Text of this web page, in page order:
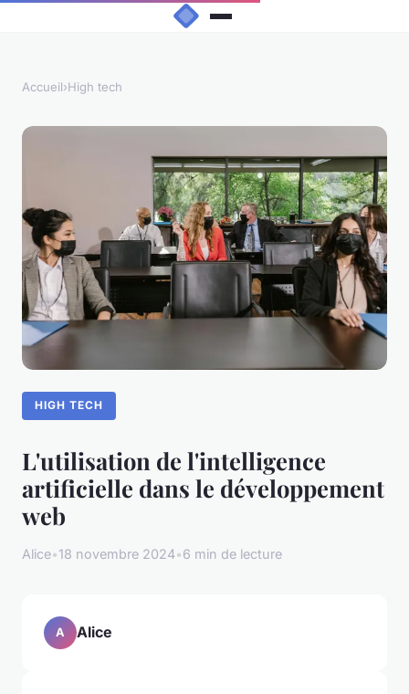
Accueil›High tech
HIGH TECH
L'utilisation de l'intelligence
artificielle dans le développement
web
Alice•18 novembre 2024•6 min de lecture
A Alice